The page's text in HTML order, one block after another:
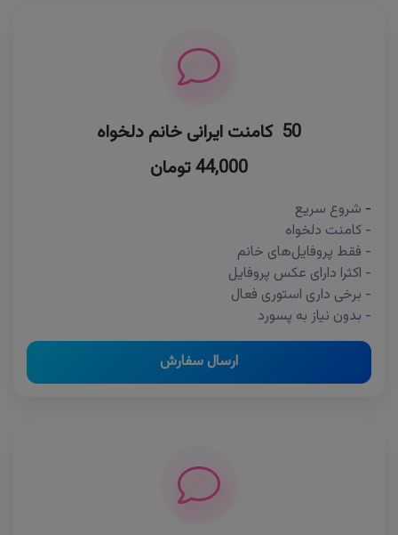
50 کامنت ایرانی خانم دلخواه
44,000 تومان
- شروع سریع
- کامنت دلخواه
- فقط پروفایل‌های خانم
- اکثرا دارای عکس پروفایل
- برخی داری استوری فعال
- بدون نیاز به پسورد
ارسال سفارش